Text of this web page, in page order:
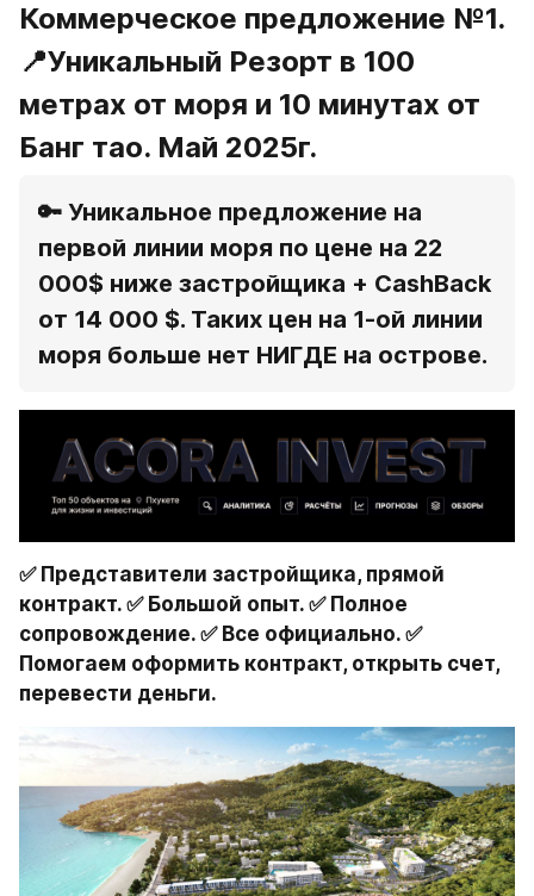
Коммерческое предложение №1.
📍Уникальный Резорт в 100
метрах от моря и 10 минутах от
Банг тао. Май 2025г.
🔑 Уникальное предложение на
первой линии моря по цене на 22
000$ ниже застройщика + CashBack
от 14 000 $. Таких цен на 1-ой линии
моря больше нет НИГДЕ на острове.
✅ Представители застройщика, прямой
контракт. ✅ Большой опыт. ✅ Полное
сопровождение. ✅ Все официально. ✅
Помогаем оформить контракт, открыть счет,
перевести деньги.